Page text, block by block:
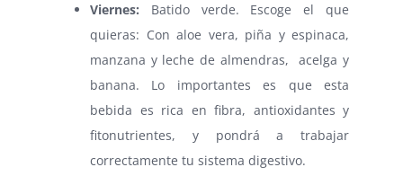
Viernes: Batido verde. Escoge el que
quieras: Con aloe vera, piña y espinaca,
manzana y leche de almendras, acelga y
banana. Lo importantes es que esta
bebida es rica en fibra, antioxidantes y
fitonutrientes, y pondrá a trabajar
correctamente tu sistema digestivo.